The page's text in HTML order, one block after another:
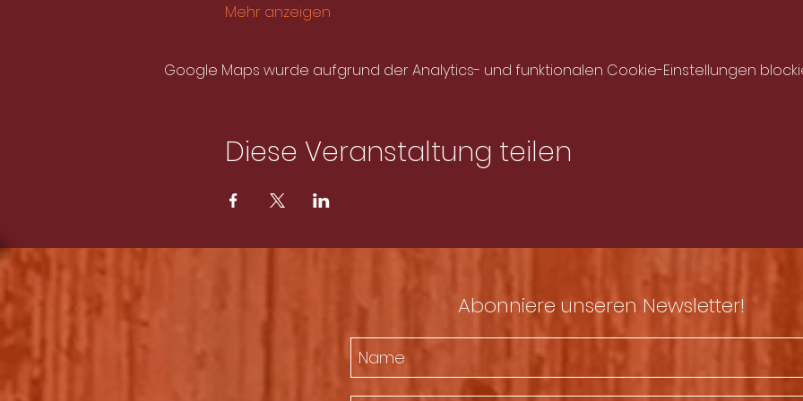
Mehr anzeigen
Google Maps wurde aufgrund der Analytics- und funktionalen Cookie-Einstellungen
Diese Veranstaltung teilen
Abonniere unseren Newsletter!